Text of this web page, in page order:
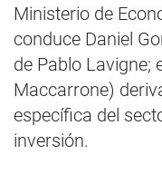
Ministerio de
conduce Daniel
de Pablo Lavigne;
Maccarrone)
específica del
inversión.